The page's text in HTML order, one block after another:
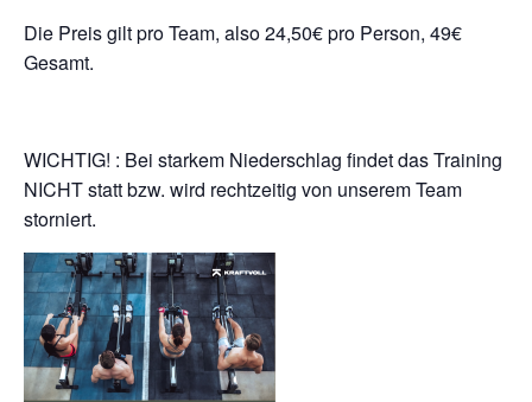
Die Preis gilt pro Team, also 24,50€ pro Person, 49€
Gesamt.
WICHTIG! : Bei starkem Niederschlag findet das Training
NICHT statt bzw. wird rechtzeitig von unserem Team
storniert.